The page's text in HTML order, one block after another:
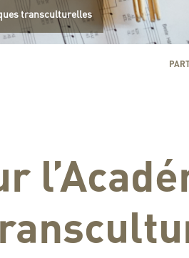
transculturelles